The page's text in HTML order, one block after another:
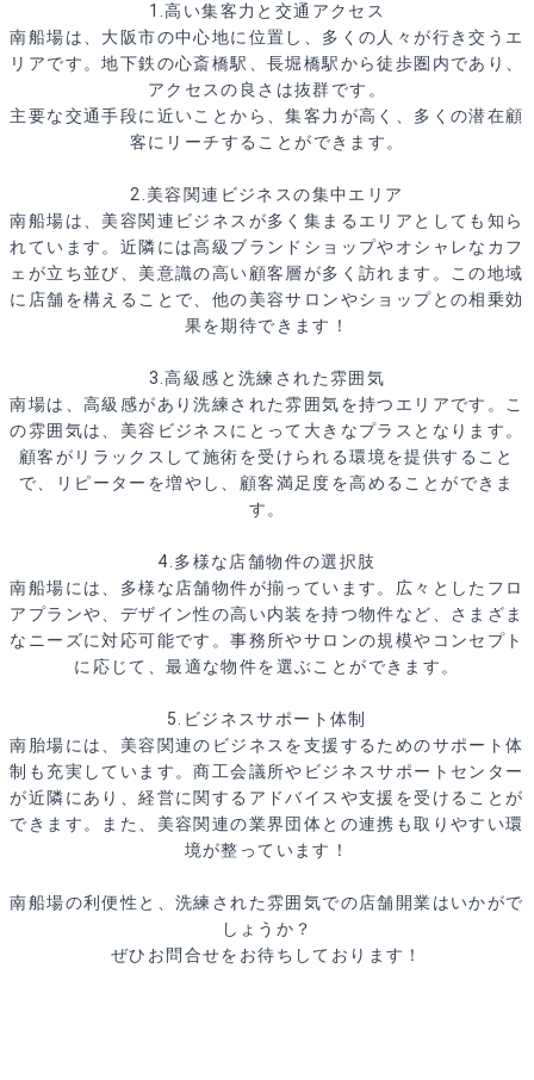
1.高い集客力と交通アクセス
南船場は、大阪市の中心地に位置し、多くの人々が行き交うエ
リアです。地下鉄の心斎橋駅、長堀橋駅から徒歩圏内であり、
アクセスの良さは抜群です。
主要な交通手段に近いことから、集客力が高く、多くの潜在顧
客にリーチすることができます。
2.美容関連ビジネスの集中エリア
南船場は、美容関連ビジネスが多く集まるエリアとしても知ら
れています。近隣には高級ブランドショップやオシャレなカフ
ェが立ち並び、美意識の高い顧客層が多く訪れます。この地域
に店舗を構えることで、他の美容サロンやショップとの相乗効
果を期待できます！
3.高級感と洗練された雰囲気
南場は、高級感があり洗練された雰囲気を持つエリアです。こ
の雰囲気は、美容ビジネスにとって大きなプラスとなります。
顧客がリラックスして施術を受けられる環境を提供すること
で、リピーターを増やし、顧客満足度を高めることができま
す。
4.多様な店舗物件の選択肢
南船場には、多様な店舗物件が揃っています。広々としたフロ
アプランや、デザイン性の高い内装を持つ物件など、さまざま
なニーズに対応可能です。事務所やサロンの規模やコンセプト
に応じて、最適な物件を選ぶことができます。
5.ビジネスサポート体制
南胎場には、美容関連のビジネスを支援するためのサポート体
制も充実しています。商工会議所やビジネスサポートセンター
が近隣にあり、経営に関するアドバイスや支援を受けることが
できます。また、美容関連の業界団体との連携も取りやすい環
境が整っています！
南船場の利便性と、洗練された雰囲気での店舗開業はいかがで
しょうか？
ぜひお問合せをお待ちしております！